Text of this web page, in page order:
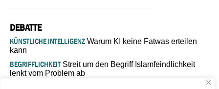
DEBATTE
KÜNSTLICHE INTELLIGENZ Warum KI keine Fatwas erteilen
kann
BEGRIFFLICHKEITStreit um den Begriff Islamfeindlichkeit
lenkt vom Problem ab